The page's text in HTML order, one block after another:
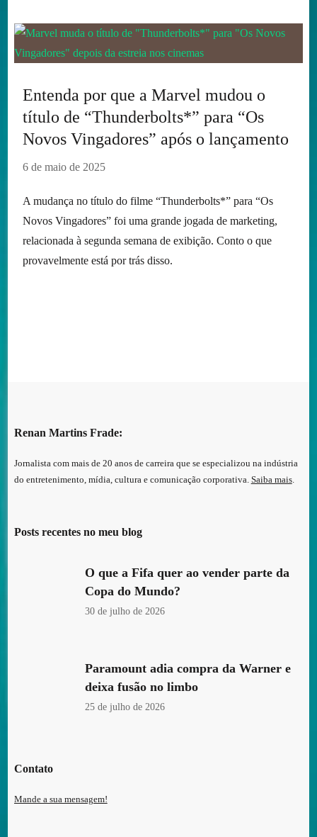
Entenda por que a Marvel mudou o
título de “Thunderbolts*” para “Os
Novos Vingadores” após o lançamento
6 de maio de 2025
A mudança no título do filme “Thunderbolts*” para “Os
Novos Vingadores” foi uma grande jogada de marketing,
relacionada à segunda semana de exibição. Conto o que
provavelmente está por trás disso.
Renan Martins Frade:
Jornalista com mais de 20 anos de carreira que se especializou na indústria
do entretenimento, mídia, cultura e comunicação corporativa. Saiba mais.
Posts recentes no meu blog
O que a Fifa quer ao vender parte da
Copa do Mundo?
30 de julho de 2026
Paramount adia compra da Warner e
deixa fusão no limbo
25 de julho de 2026
Contato
Mande a sua mensagem!